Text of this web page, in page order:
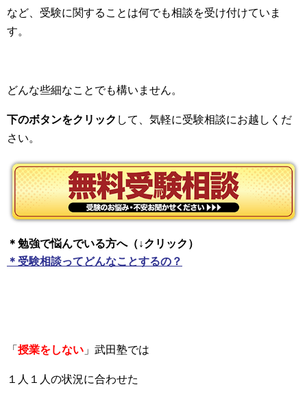
など、受験に関することは何でも相談を受け付けていま
す。
どんな些細なことでも構いません。
下のボタンをクリック して、気軽に受験相談にお越しくだ
さい。
＊勉強で悩んでいる方へ（↓クリック）
＊受験相談ってどんなことするの？
「 授業をしない 」武田塾では
１人１人の状況に合わせた